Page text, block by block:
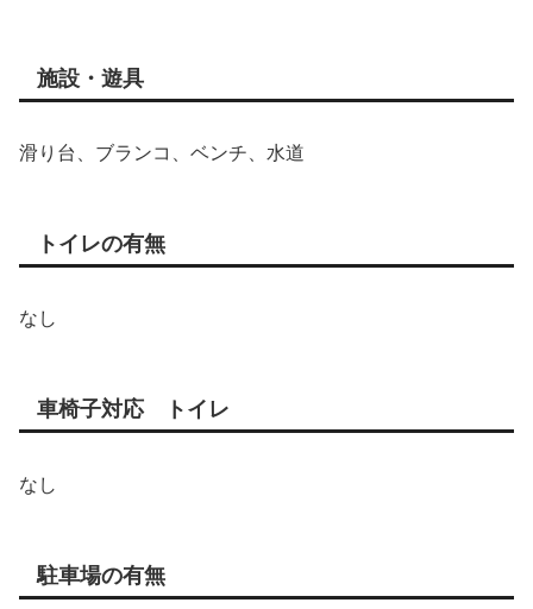
施設・遊具
滑り台、ブランコ、ベンチ、水道
トイレの有無
なし
車椅子対応 トイレ
なし
駐車場の有無